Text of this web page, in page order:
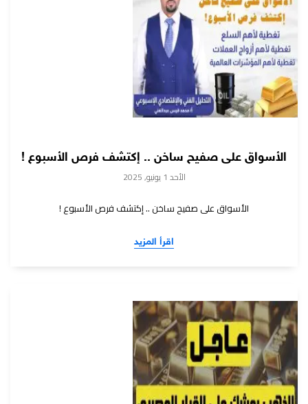
الأسواق على صفيح ساخن .. إكتشف فرص الأسبوع !
الأحد 1 يونيو, 2025
الأسواق على صفيح ساخن .. إكتشف فرص الأسبوع !
اقرأ المزيد